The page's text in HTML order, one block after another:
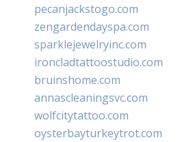
pecanjackstogo.com
zengardendayspa.com
sparklejewelryinc.com
ironcladtattoostudio.com
bruinshome.com
annascleaningsvc.com
wolfcitytattoo.com
oysterbayturkeytrot.com